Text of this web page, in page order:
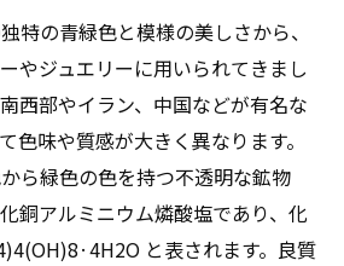
を受けた体験談とプロのアドバ
の基礎知識：なぜ専門知識が必
適な価格で売るための秘訣とお
特の青緑色と模様の美しさから、
やジュエリーに用いられてきまし
西部やイラン、中国などが有名な
色味や質感が大きく異なります。
ら緑色の色を持つ不透明な鉱物
銅アルミニウム燐酸塩であり、化
と表されます。良質